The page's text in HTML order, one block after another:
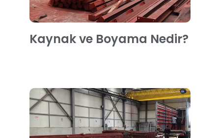
Kaynak ve Boyama Nedir?